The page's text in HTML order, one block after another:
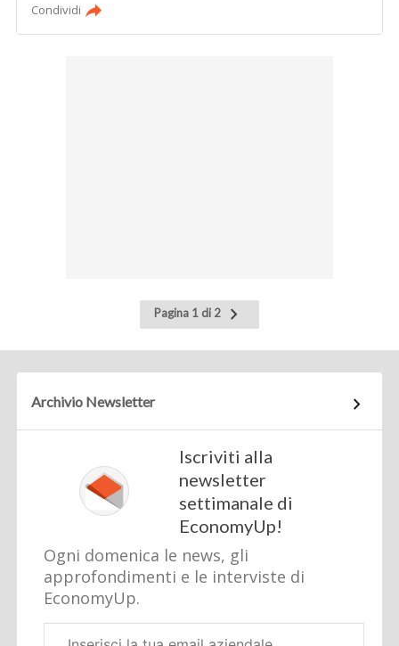
Condividi
Pagina 1 di 2
Pagina
successiva
Archivio Newsletter
Iscriviti alla
newsletter
settimanale di
EconomyUp!
Ogni domenica le news, gli
approfondimenti e le interviste di
EconomyUp.